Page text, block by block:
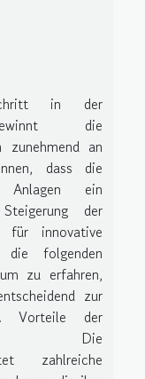
in der
gewinnt die
zunehmend an
dass die
Anlagen ein
der
innovative
die folgenden
zu erfahren,
zur
Vorteile der
Die
zahlreiche